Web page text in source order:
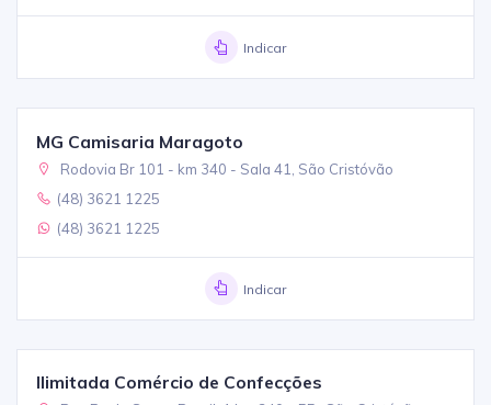
Indicar
MG Camisaria Maragoto
Rodovia Br 101 - km 340 - Sala 41, São Cristóvão
(48) 3621 1225
(48) 3621 1225
Indicar
Ilimitada Comércio de Confecções